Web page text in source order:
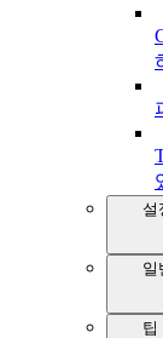
설
일
팁